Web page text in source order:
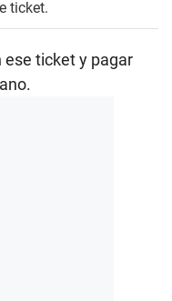
ticket.
ticket y pagar